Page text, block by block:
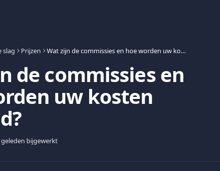
slag Prijzen Wat zijn de commissies en hoe worden uw kosten bepaald?
de commissies en
uw kosten
bijgewerkt